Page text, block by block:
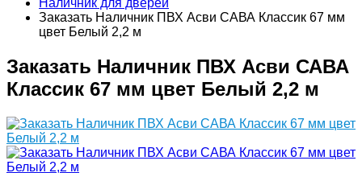
Наличник для дверей
Заказать Наличник ПВХ Асви САВА Классик 67 мм
цвет Белый 2,2 м
Заказать Наличник ПВХ Асви САВА
Классик 67 мм цвет Белый 2,2 м